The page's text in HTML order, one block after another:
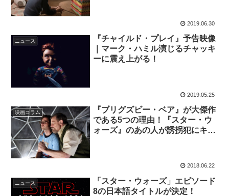
2019.06.30
ニュース
『チャイルド・プレイ』予告映像
｜マーク・ハミル演じるチャッキ
ーに震え上がる！
2019.05.25
映画コラム
『ブリグズビー・ベア』が大傑作
である5つの理由！『スター・ウ
ォーズ』のあの人が誘拐犯にキャ
2018.06.22
ニュース
「スター・ウォーズ」エピソード
8の日本語タイトルが決定！